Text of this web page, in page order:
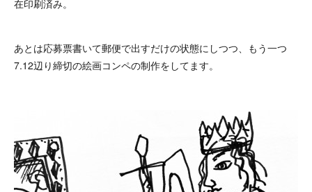
在印刷済み。
あとは応募票書いて郵便で出すだけの状態にしつつ、もう一つ
7.12辺り締切の絵画コンペの制作をしてます。